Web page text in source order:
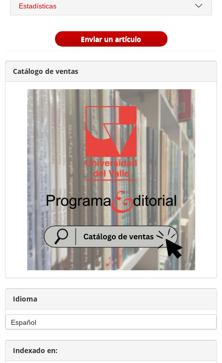
Estadísticas
Enviar un artículo
Catálogo de ventas
Idioma
Indexado en: